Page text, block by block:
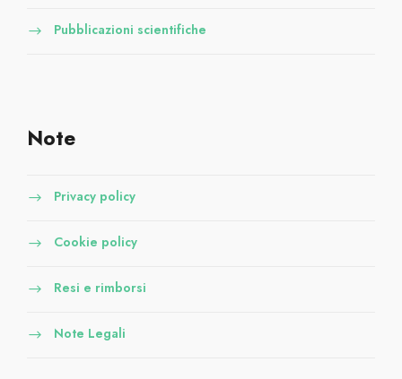
Pubblicazioni scientifiche
Note
Privacy policy
Cookie policy
Resi e rimborsi
Note Legali